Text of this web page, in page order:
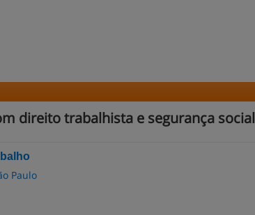
direito trabalhista e segurança social
Paulo